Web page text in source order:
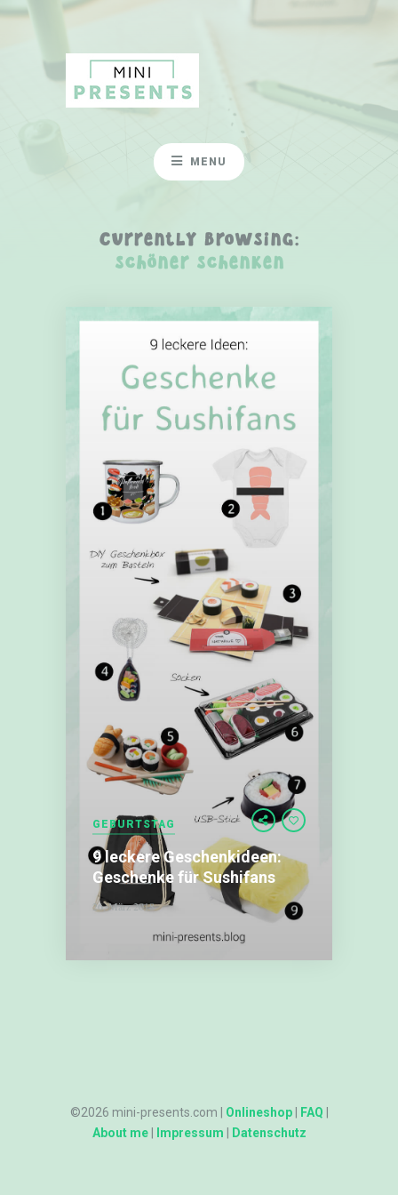
MENU
Currently Browsing:
schöner schenken
leckere
Geschenkideen:
Geschenke
Sushifans
GEBURTSTAG
9 leckere Geschenkideen:
Geschenke für Sushifans
26. März 2018
©2026 mini-presents.com | Onlineshop| FAQ
About me| Impressum Datenschutz